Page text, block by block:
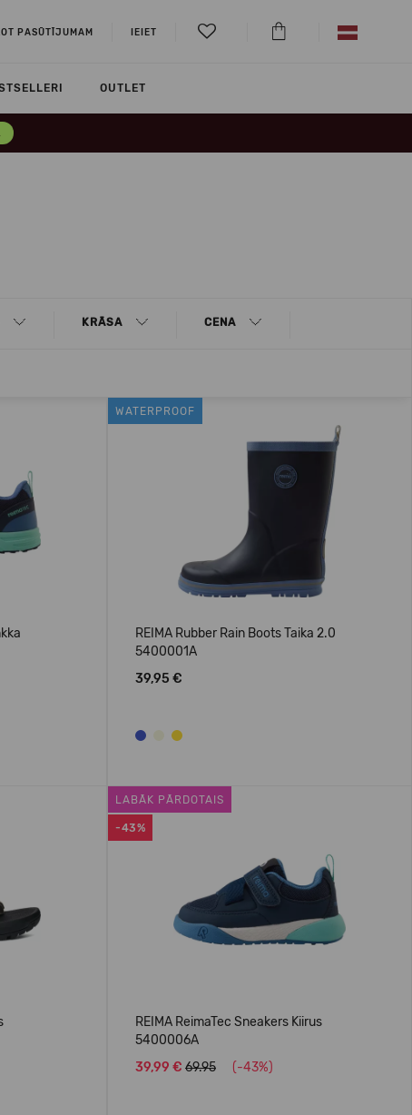
PASŪTĪJUMAM IEIET
OUTLET
KRĀSA CENA
WATERPROOF
REIMA Rubber Rain Boots Taika 2.0
5400001A
39,95 €
-43%
LABĀK PĀRDOTAIS
REIMA ReimaTec Sneakers Kiirus
5400006A
39,99 € 69.95 (-43%)